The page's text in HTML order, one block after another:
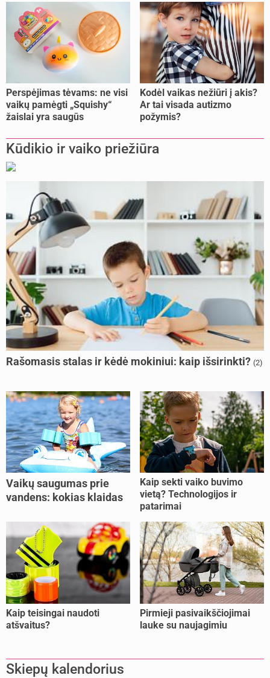
Perspėjimas tėvams: ne visi
vaikų pamėgti „Squishy“
žaislai yra saugūs
Kodėl vaikas nežiūri į akis?
Ar tai visada autizmo
požymis?
Kūdikio ir vaiko priežiūra
Rašomasis stalas ir kėdė mokiniui: kaip išsirinkti? (2)
Vaikų saugumas prie
vandens: kokias klaidas
Kaip sekti vaiko buvimo
vietą? Technologijos ir
patarimai
Kaip teisingai naudoti
atšvaitus?
Pirmieji pasivaikščiojimai
lauke su naujagimiu
Skiepų kalendorius